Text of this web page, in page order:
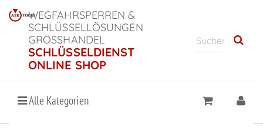
WEGFAHRSPERREN &
SCHLÜSSELLÖSUNGEN
GROSSHANDEL
SCHLÜSSELDIENST
ONLINE SHOP
Alle Kategorien